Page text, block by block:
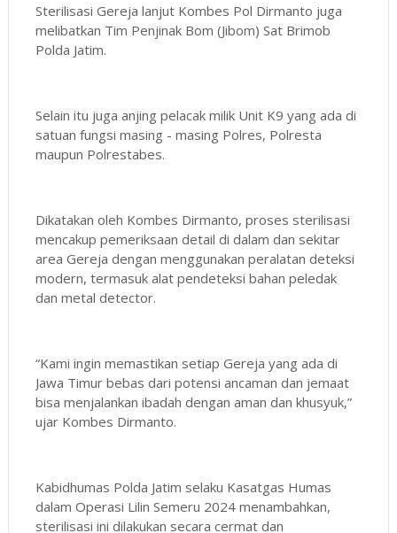
Sterilisasi Gereja lanjut Kombes Pol Dirmanto juga
melibatkan Tim Penjinak Bom (Jibom) Sat Brimob
Polda Jatim.
Selain itu juga anjing pelacak milik Unit K9 yang ada di
satuan fungsi masing - masing Polres, Polresta
maupun Polrestabes.
Dikatakan oleh Kombes Dirmanto, proses sterilisasi
mencakup pemeriksaan detail di dalam dan sekitar
area Gereja dengan menggunakan peralatan deteksi
modern, termasuk alat pendeteksi bahan peledak
dan metal detector.
“Kami ingin memastikan setiap Gereja yang ada di
Jawa Timur bebas dari potensi ancaman dan jemaat
bisa menjalankan ibadah dengan aman dan khusyuk,”
ujar Kombes Dirmanto.
Kabidhumas Polda Jatim selaku Kasatgas Humas
dalam Operasi Lilin Semeru 2024 menambahkan,
sterilisasi ini dilakukan secara cermat dan